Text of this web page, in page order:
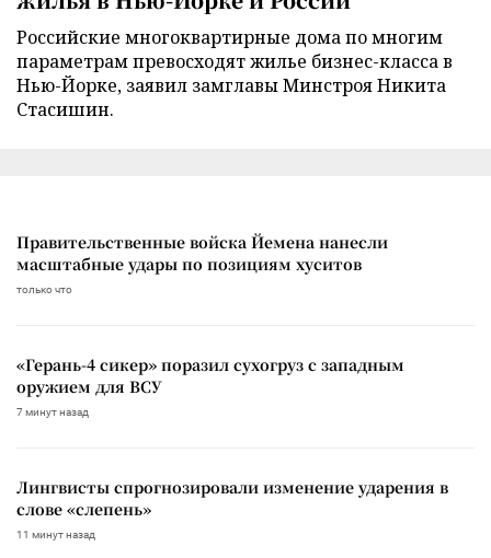
Российские многоквартирные дома по многим
параметрам превосходят жилье бизнес-класса в
Нью-Йорке, заявил замглавы Минстроя Никита
Стасишин.
Правительственные войска Йемена нанесли
масштабные удары по позициям хуситов
только что
«Герань-4 сикер» поразил сухогруз с западным
оружием для ВСУ
7 минут назад
Лингвисты спрогнозировали изменение ударения в
слове «слепень»
11 минут назад